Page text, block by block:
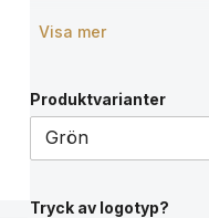
Visa mer
Produktvarianter
Tryck av logotyp?